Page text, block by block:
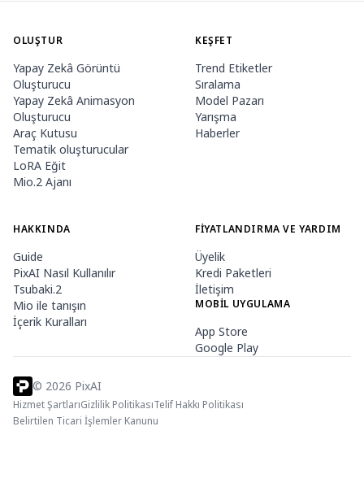
OLUŞTUR
Yapay Zekâ Görüntü
Oluşturucu
Yapay Zekâ Animasyon
Oluşturucu
Araç Kutusu
Tematik oluşturucular
LoRA Eğit
Mio.2 Ajanı
KEŞFET
Trend Etiketler
Sıralama
Model Pazarı
Yarışma
Haberler
HAKKINDA
Guide
PixAI Nasıl Kullanılır
Tsubaki.2
Mio ile tanışın
İçerik Kuralları
FIYATLANDIRMA VE YARDIM
Üyelik
Kredi Paketleri
İletişim
MOBIL UYGULAMA
App Store
Google Play
© 2026 PixAI
Hizmet ŞartlarıGizlilik PolitikasıTelif Hakkı Politikası
Belirtilen Ticari İşlemler Kanunu